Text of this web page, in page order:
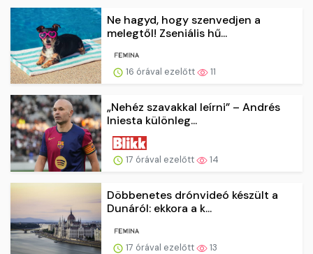
Ne hagyd, hogy szenvedjen a
melegtől! Zseniális hű...
16 órával ezelőtt 11
„Nehéz szavakkal leírni” – Andrés
Iniesta különleg...
17 órával ezelőtt 14
Döbbenetes drónvideó készült a
Dunáról: ekkora a k...
17 órával ezelőtt 13